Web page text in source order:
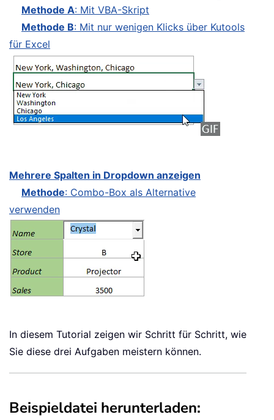
Methode A: Mit VBA-Skript
Methode B: Mit nur wenigen Klicks über Kutools
für Excel
Mehrere Spalten in Dropdown anzeigen
Methode: Combo-Box als Alternative
verwenden
In diesem Tutorial zeigen wir Schritt für Schritt, wie
Sie diese drei Aufgaben meistern können.
Beispieldatei herunterladen: